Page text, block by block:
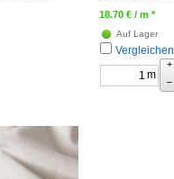
18.70 € / m *
Auf Lager
Vergleichen
m
+
–